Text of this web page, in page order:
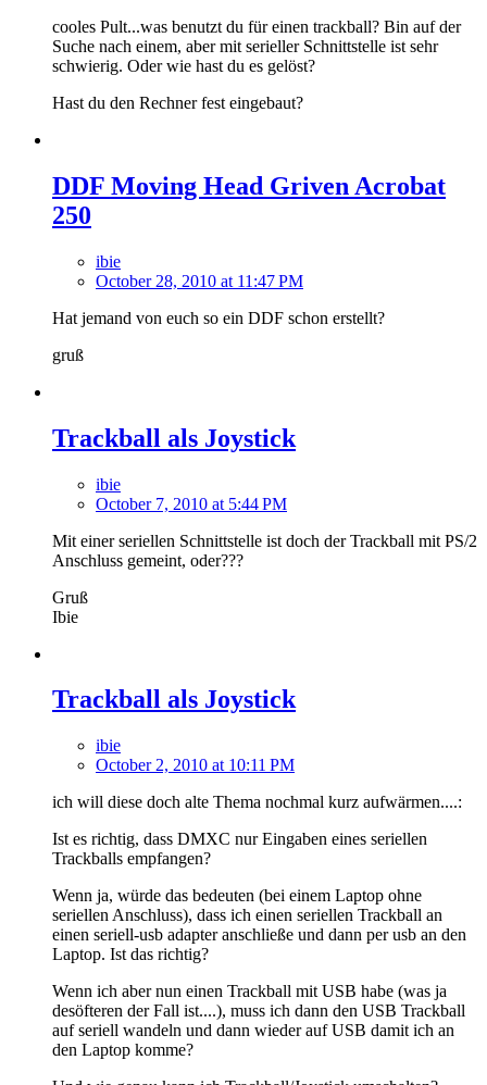
cooles Pult...was benutzt du für einen trackball? Bin auf der
Suche nach einem, aber mit serieller Schnittstelle ist sehr
schwierig. Oder wie hast du es gelöst?
Hast du den Rechner fest eingebaut?
DDF Moving Head Griven Acrobat
250
ibie
October 28, 2010 at 11:47 PM
Hat jemand von euch so ein DDF schon erstellt?
gruß
Trackball als Joystick
ibie
October 7, 2010 at 5:44 PM
Mit einer seriellen Schnittstelle ist doch der Trackball mit PS/2
Anschluss gemeint, oder???
Gruß
Ibie
Trackball als Joystick
ibie
October 2, 2010 at 10:11 PM
ich will diese doch alte Thema nochmal kurz aufwärmen....:
Ist es richtig, dass DMXC nur Eingaben eines seriellen
Trackballs empfangen?
Wenn ja, würde das bedeuten (bei einem Laptop ohne
seriellen Anschluss), dass ich einen seriellen Trackball an
einen seriell-usb adapter anschließe und dann per usb an den
Laptop. Ist das richtig?
Wenn ich aber nun einen Trackball mit USB habe (was ja
desöfteren der Fall ist....), muss ich dann den USB Trackball
auf seriell wandeln und dann wieder auf USB damit ich an
den Laptop komme?